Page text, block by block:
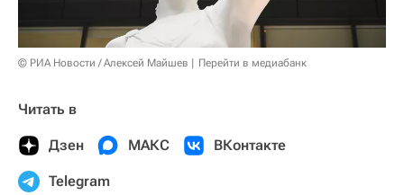
© РИА Новости / Алексей Майшев Перейти в медиабанк
Читать в
Дзен МАКС ВКонтакте
Telegram